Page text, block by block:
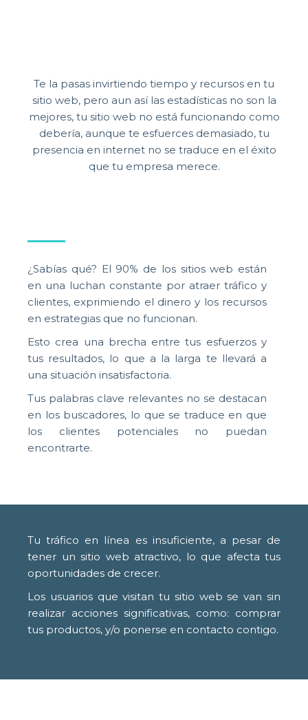
Te la pasas invirtiendo tiempo y recursos en tu
sitio web, pero aun así las estadísticas no son la
mejores, tu sitio web no está funcionando como
debería, aunque te esfuerces demasiado, tu
presencia en internet no se traduce en el éxito
que tu empresa merece.
¿Sabías qué? El 90% de los sitios web están
en una luchan constante por atraer tráfico y
clientes, exprimiendo el dinero y los recursos
en estrategias que no funcionan.
Esto crea una brecha entre tus esfuerzos y
tus resultados, lo que a la larga te llevará a
una situación insatisfactoria.
Tus palabras clave relevantes no se destacan
en los buscadores, lo que se traduce en que
los clientes potenciales no puedan
encontrarte.
Tu tráfico en línea es insuficiente, a pesar de
tener un sitio web atractivo, lo que afecta tus
oportunidades de crecer.
Los usuarios que visitan tu sitio web se van sin
realizar acciones significativas, como: comprar
tus productos, y/o ponerse en contacto contigo.